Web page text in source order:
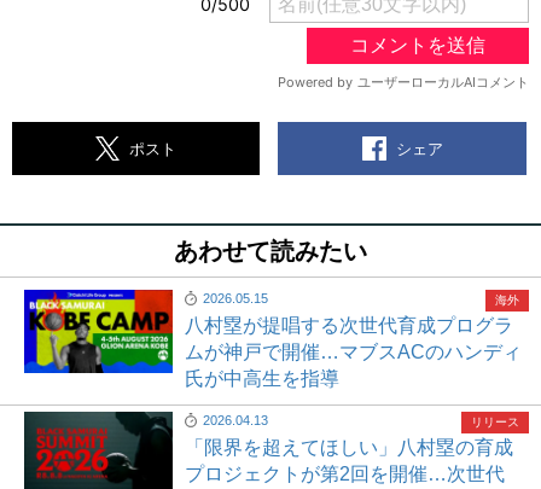
ポスト シェア
あわせて読みたい
2026.05.15
八村塁が提唱する次世代育成プログラ
ムが神戸で開催…マブスACのハンディ
氏が中高生を指導
海外
2026.04.13
「限界を超えてほしい」八村塁の育成
プロジェクトが第2回を開催…次世代
リリース